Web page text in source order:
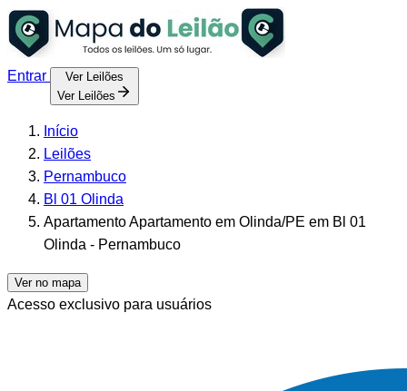
Entrar
Ver Leilões
Ver Leilões
Início
Leilões
Pernambuco
Bl 01 Olinda
Apartamento Apartamento em Olinda/PE em Bl 01
Olinda - Pernambuco
Ver no mapa
Acesso exclusivo para usuários